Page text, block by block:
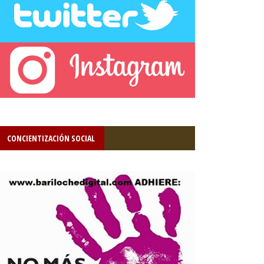
CONCIENTIZACIÓN SOCIAL